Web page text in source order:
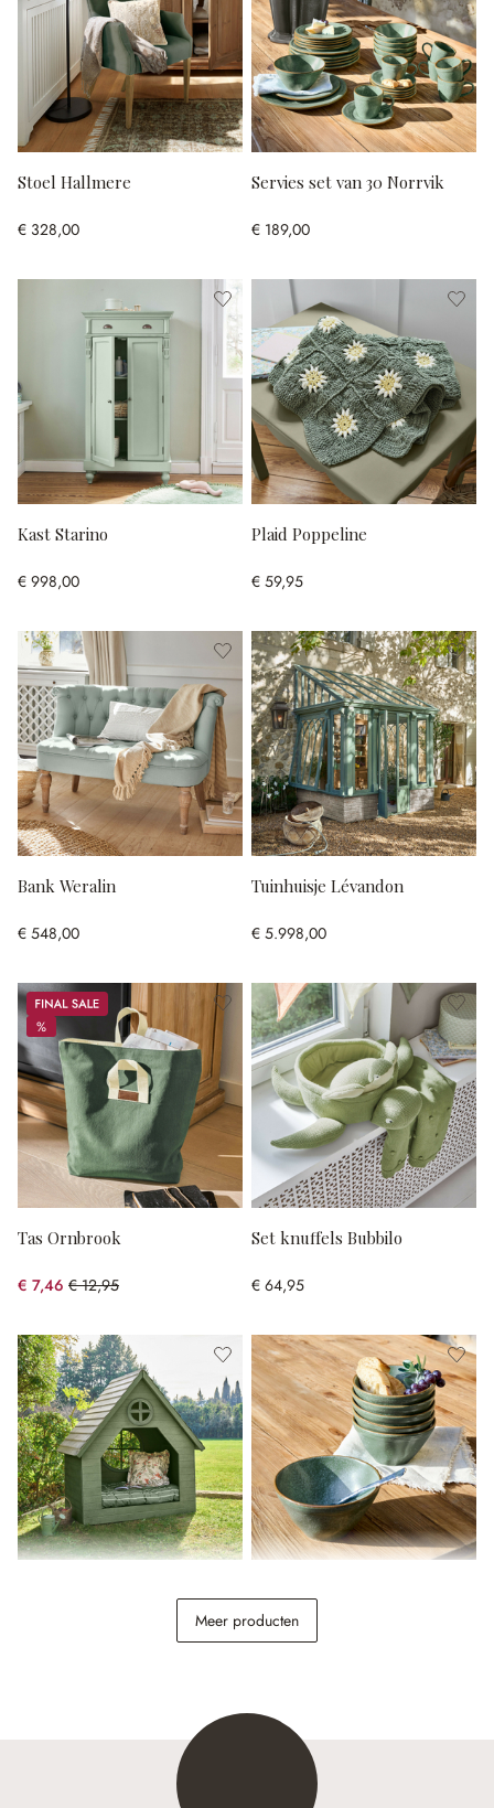
Stoel Hallmere
€ 328,00
Servies set van 30 Norrvik
€ 189,00
Kast Starino
€ 998,00
Plaid Poppeline
€ 59,95
Bank Weralin
€ 548,00
Tuinhuisje Lévandon
€ 5.998,00
Sale
%
%
Tas Ornbrook
€ 7,46 € 12,95
(42.39% gespart)
Set knuffels Bubbilo
€ 64,95
€ 39,95
Meer producten